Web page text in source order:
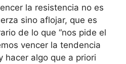
la resistencia no es
sino aflojar, que es
de lo que “nos pide el
vencer la tendencia
hacer algo que a priori